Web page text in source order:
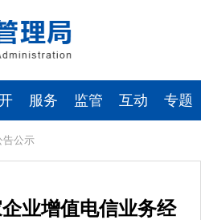
服务 监管 互动 专题
告公示
业增值电信业务经